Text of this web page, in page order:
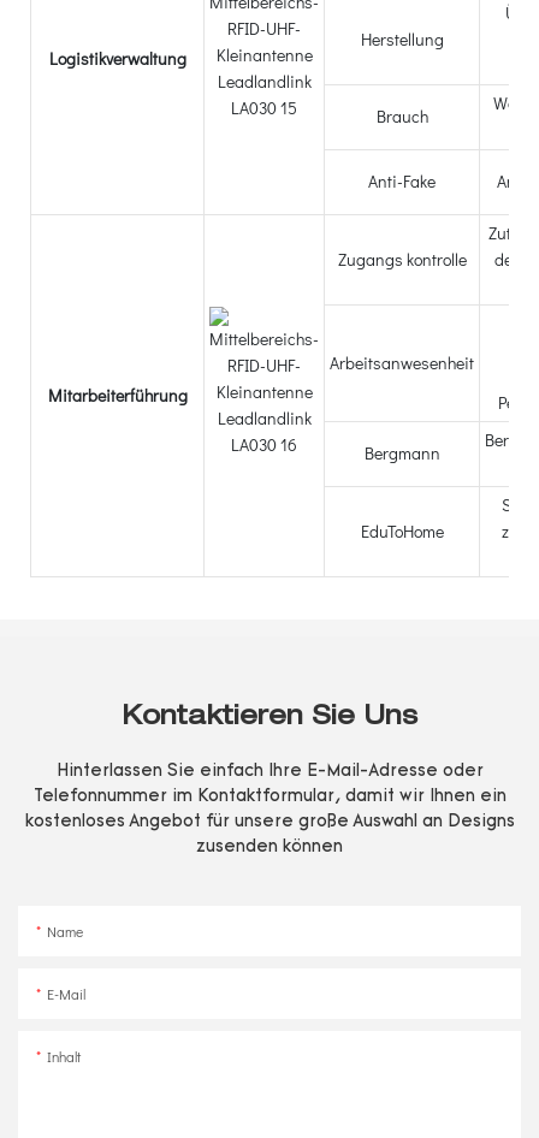
Logistikverwaltung
Herstellung
Brauch
Anti-Fake Anti-
Mitarbeiterführung
Zugangs kontrolle
den
Arbeitsanwesenheit
Bergmann
EduToHome
Kontaktieren Sie Uns
Hinterlassen Sie einfach Ihre E-Mail-Adresse oder
Telefonnummer im Kontaktformular, damit wir Ihnen ein
kostenloses Angebot für unsere große Auswahl an Designs
zusenden können
Name
E-Mail
Inhalt